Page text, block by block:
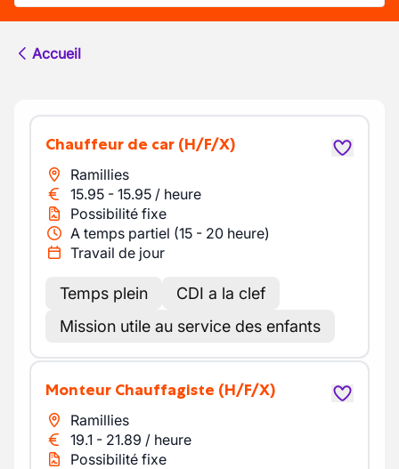
Accueil
Chauffeur de car (H/F/X)
Ramillies
15.95 - 15.95 / heure
Possibilité fixe
A temps partiel (15 - 20 heure)
Travail de jour
Temps plein
CDI a la clef
Mission utile au service des enfants
Monteur Chauffagiste (H/F/X)
Ramillies
19.1 - 21.89 / heure
Possibilité fixe